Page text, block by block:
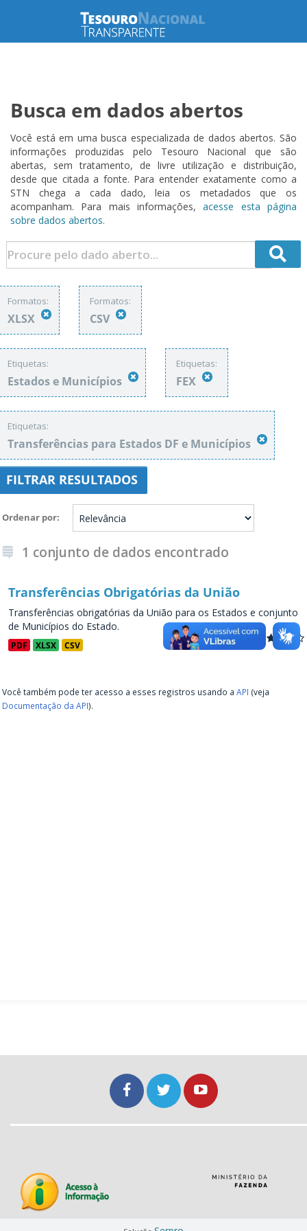
Busca em dados abertos
Você está em uma busca especializada de dados abertos. São
informações produzidas pelo Tesouro Nacional que são
abertas, sem tratamento, de livre utilização e distribuição,
desde que citada a fonte. Para entender exatamente como a
STN chega a cada dado, leia os metadados que os
acompanham. Para mais informações,acesse esta página
sobre dados abertos.
Formatos:
XLSX
Formatos:
CSV
Etiquetas:
Estados e Municípios
Etiquetas:
FEX
Etiquetas:
Transferências para Estados DF e Municípios
FILTRAR RESULTADOS
Ordenar por
1 conjunto de dados encontrado
Transferências Obrigatórias da União
Transferências obrigatórias da União para os Estados e conjunto
de Municípios do Estado.
PDF XLSX CSV
Você também pode ter acesso a esses registros usando a API (veja
Documentação da API).